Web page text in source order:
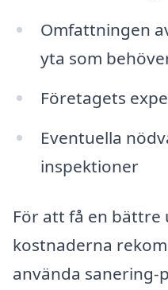
Omfattningen
yta som
Företagets
Eventuella
inspektioner
För att få en
kostnaderna
använda sanering-